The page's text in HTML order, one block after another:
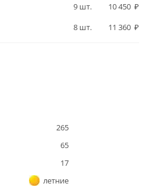
265
65
17
летние
9 шт.
10 450
8 шт. 11 360